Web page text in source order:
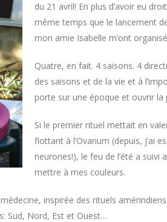
du 21 avril! En plus d’avoir eu
même temps que le lancement
mon amie Isabelle m’ont
Quatre, en fait. 4 saisons. 4
des saisons et de la vie et à
porte sur une époque et ouvrir
Si le premier rituel mettait en
flottant à l’Ovarium (depuis, j’ai
neurones!), le feu de l’été a suivi
mettre à mes couleurs.
inspirée des rituels
Sud, Nord, Est et Ouest…